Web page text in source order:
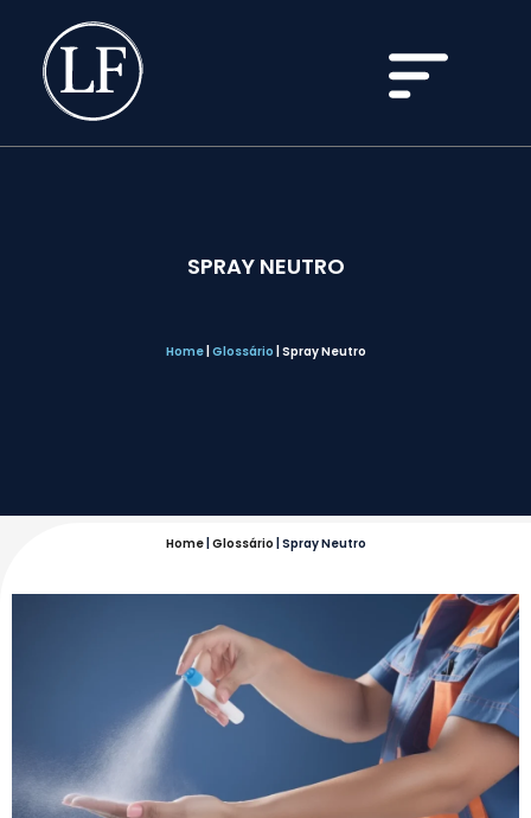
SPRAY NEUTRO
Home| Glossário Spray Neutro
Home| Glossário Spray Neutro